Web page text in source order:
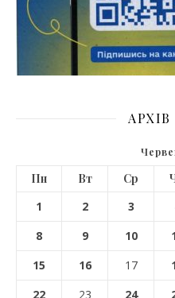
Пн Вт Ср
1
2 3
8
9 10
15
16 17
22
23 24